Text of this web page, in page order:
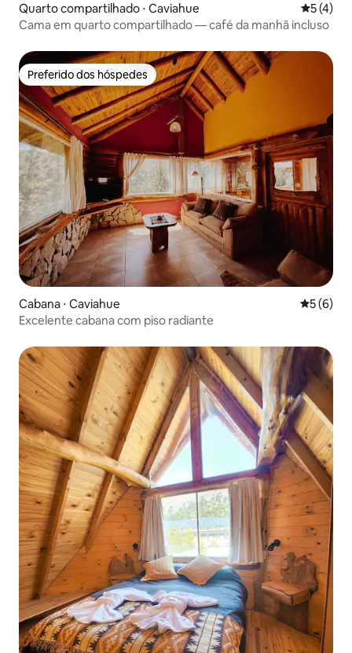
Quarto compartilhado ⋅ Caviahue 5 de
5 (4)
Cama em quarto compartilhado — café da manhã incluso
Preferido dos hóspedes
Preferido dos hóspedes
Cabana ⋅ Caviahue 5 de
5 (6)
Excelente cabana com piso radiante